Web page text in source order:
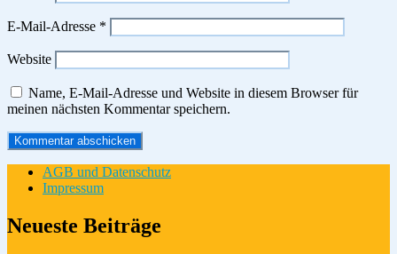
E-Mail-Adresse *
Website
Name, E-Mail-Adresse und Website in diesem Browser für
meinen nächsten Kommentar speichern.
AGB und Datenschutz
Impressum
Neueste Beiträge